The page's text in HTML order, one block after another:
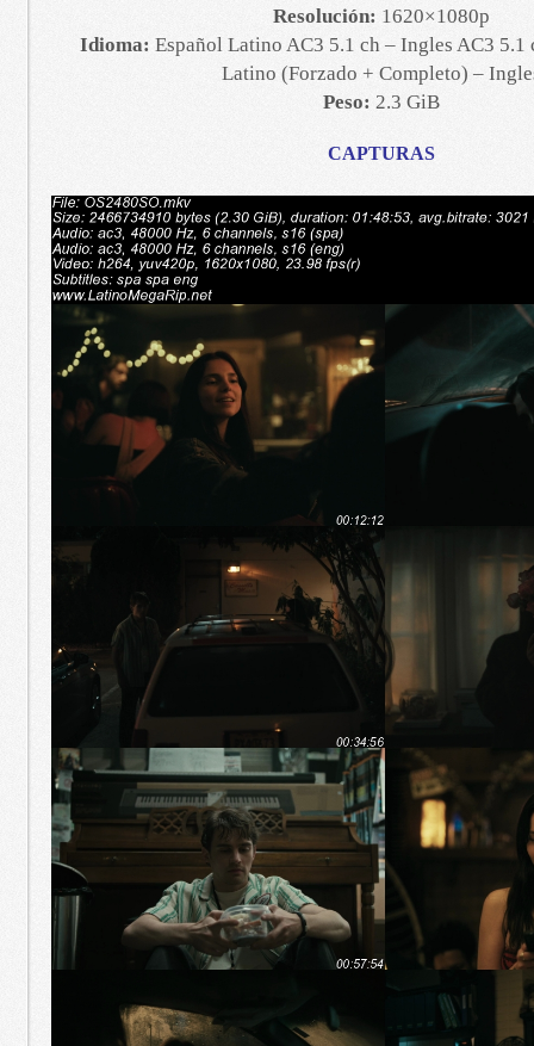
Resolución: 1620×1080p
Idioma: Español Latino AC3 5.1 ch – Ingles AC3 5.1
Latino (Forzado + Completo) –
Peso: 2.3 GiB
CAPTURAS